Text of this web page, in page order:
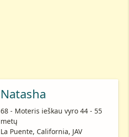
Natasha
68 - Moteris ieškau vyro 44 - 55
metų
La Puente, California, JAV